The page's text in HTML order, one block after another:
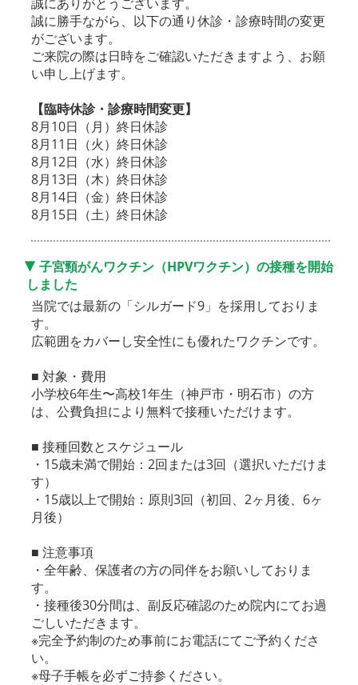
誠に勝手ながら、以下の通り休診・診療時間の変更
がございます。
ご来院の際は日時をご確認いただきますよう、お願
い申し上げます。
【臨時休診・診療時間変更】
8月10日（月）終日休診
8月11日（火）終日休診
8月12日（水）終日休診
8月13日（木）終日休診
8月14日（金）終日休診
8月15日（土）終日休診
子宮頸がんワクチン（HPVワクチン）の接種を開始
しました
当院では最新の「シルガード9」を採用しておりま
す。
広範囲をカバーし安全性にも優れたワクチンです。
■ 対象・費用
小学校6年生〜高校1年生（神戸市・明石市）の方
は、公費負担により無料で接種いただけます。
■ 接種回数とスケジュール
・15歳未満で開始：2回または3回（選択いただけま
す）
・15歳以上で開始：原則3回（初回、2ヶ月後、6ヶ
月後）
■ 注意事項
・全年齢、保護者の方の同伴をお願いしておりま
す。
・接種後30分間は、副反応確認のため院内にてお過
ごしいただきます。
※完全予約制のため事前にお電話にてご予約くださ
い。
※母子手帳を必ずご持参ください。